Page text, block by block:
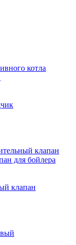
котла
клапан
для бойлера
клапан